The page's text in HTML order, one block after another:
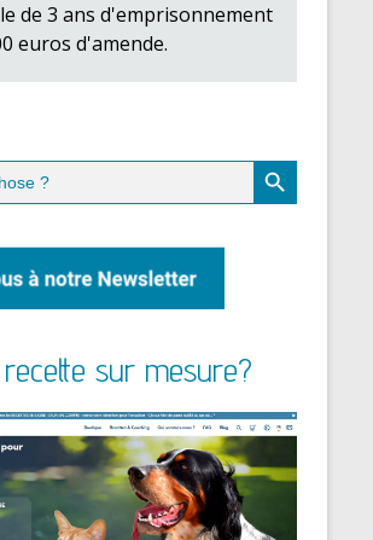
de 3 ans d'emprisonnement
euros d'amende.
Search Button
sur mesure?